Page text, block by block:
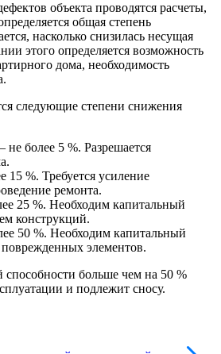
объекта проводятся расчеты,
общая степень
насколько снизилась несущая
этого определяется возможность
дома, необходимость
следующие степени снижения
не более 5 %. Разрешается
15 %. Требуется усиление
ремонта.
25 %. Необходим капитальный
конструкций.
50 %. Необходим капитальный
элементов.
больше чем на 50 %
и подлежит сносу.